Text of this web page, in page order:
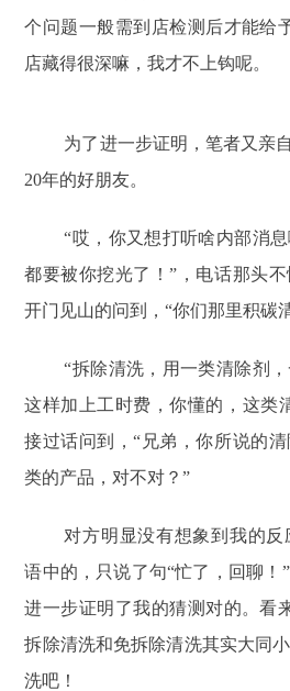
个问题一般需到店检测后才能给
店藏得很深嘛，我才不上钩呢。
为了进一步证明，笔者又亲
20年的好朋友。
“哎，你又想打听啥内部消
都要被你挖光了！”，电话那头
开门见山的问到，“你们那里积碳
“拆除清洗，用一类清除剂
这样加上工时费，你懂的，这类
接过话问到，“兄弟，你所说的
类的产品，对不对？”
对方明显没有想象到我的
语中的，只说了句“忙了，回聊！
进一步证明了我的猜测对的。看
拆除清洗和免拆除清洗其实大同
洗吧！